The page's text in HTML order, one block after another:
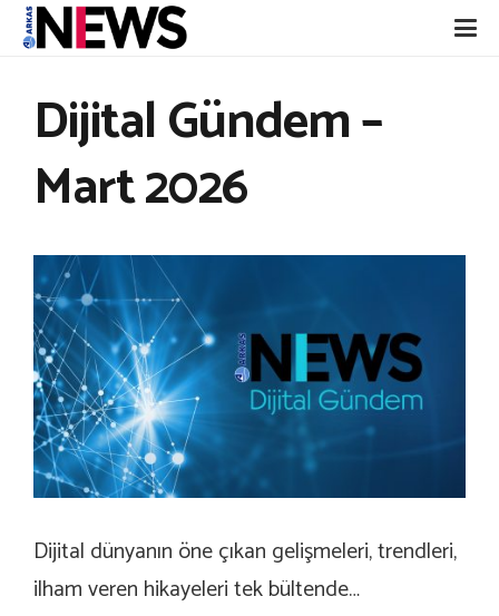
Dijital Gündem –
Mart 2026
Dijital dünyanın öne çıkan gelişmeleri, trendleri,
ilham veren hikayeleri tek bültende…